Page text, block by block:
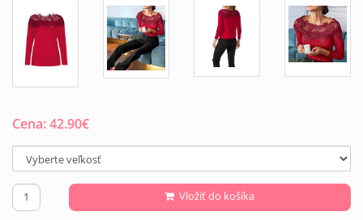
Cena:42.90€
Vložiť do košíka